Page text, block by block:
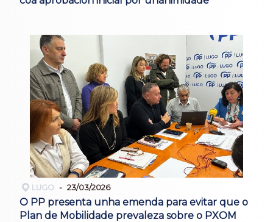
LUGO 23/03/2026
O PP presenta unha emenda para evitar que o
Plan de Mobilidade prevaleza sobre o PXOM